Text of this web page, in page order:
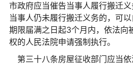
市政府应当催告当事人履行搬迁
当事人仍未履行搬迁义务的，可
期限届满之日起3个月内，依法向
权的人民法院申请强制执行。
第三十八条房屋征收部门应当